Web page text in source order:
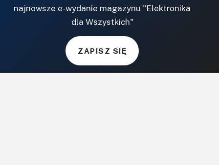
ZielonyOgródek.pl
MagazynGitarzysta.pl
najnowsze e-wydanie magazynu "Elektronika
dla Wszystkich"
ZAPISZ SIĘ